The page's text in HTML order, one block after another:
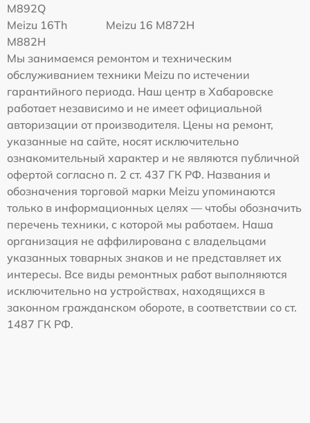
M892Q
Meizu 16Th
M882H
Meizu 16 M872H
Мы занимаемся ремонтом и техническим
обслуживанием техники Meizu по истечении
гарантийного периода. Наш центр в Хабаровске
работает независимо и не имеет официальной
авторизации от производителя. Цены на ремонт,
указанные на сайте, носят исключительно
ознакомительный характер и не являются публичной
офертой согласно п. 2 ст. 437 ГК РФ. Названия и
обозначения торговой марки Meizu упоминаются
только в информационных целях — чтобы обозначить
перечень техники, с которой мы работаем. Наша
организация не аффилирована с владельцами
указанных товарных знаков и не представляет их
интересы. Все виды ремонтных работ выполняются
исключительно на устройствах, находящихся в
законном гражданском обороте, в соответствии со ст.
1487 ГК РФ.